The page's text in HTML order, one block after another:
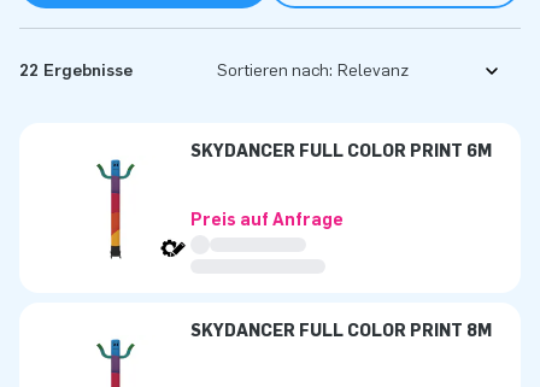
22 Ergebnisse Sortieren nach:
SKYDANCER FULL COLOR PRINT 6M
Preis auf Anfrage
SKYDANCER FULL COLOR PRINT 8M